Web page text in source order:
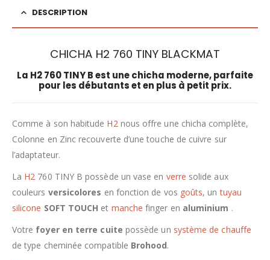
DESCRIPTION
CHICHA H2 760 TINY BLACKMAT
La H2 760 TINY B est une chicha moderne, parfaite
pour les débutants et en plus à petit prix.
Comme à son habitude H2 nous offre une chicha complète,
Colonne en Zinc recouverte d’une touche de cuivre sur
l’adaptateur.
La H2 760 TINY B possède un vase en verre solide aux
couleurs versicolores en fonction de vos goûts, un tuyau
silicone SOFT TOUCH et manche finger en aluminium .
Votre foyer en terre cuite possède un système de chauffe
de type cheminée compatible Brohood.